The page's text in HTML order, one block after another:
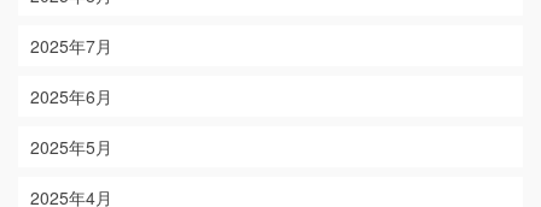
2025年7月
2025年6月
2025年5月
2025年4月